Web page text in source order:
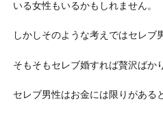
物
身
け
いる女性もいるかもしれません。
しかしそのような考えではセレブ
そもそもセレブ婚すれば贅沢ばか
セレブ男性はお金には限りがある